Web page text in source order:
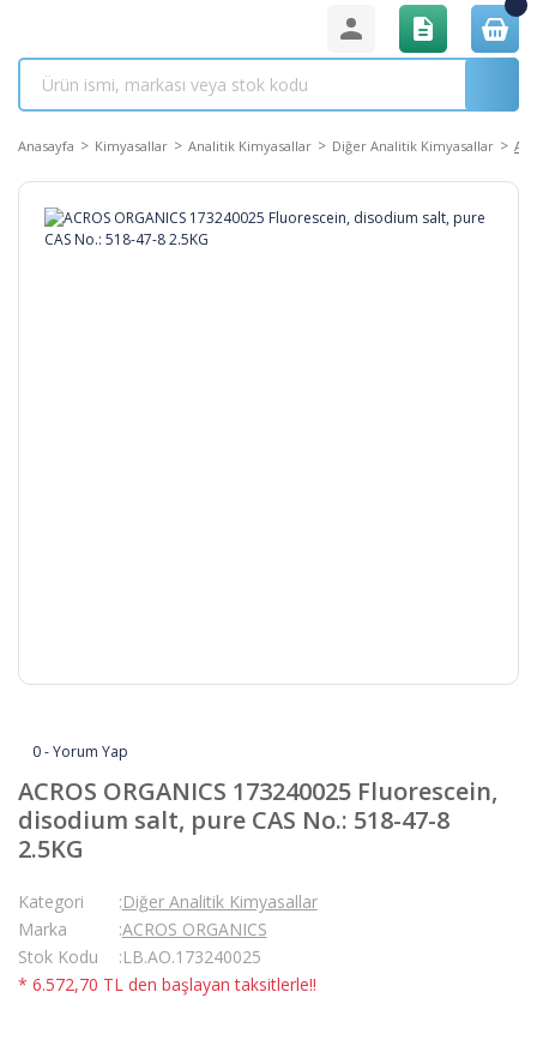
Anasayfa Kimyasallar Analitik Kimyasallar Diğer Analitik Kimyasallar
0 - Yorum Yap
ACROS ORGANICS 173240025 Fluorescein,
disodium salt, pure CAS No.: 518-47-8
2.5KG
Kategori
Diğer Analitik Kimyasallar
Marka
ACROS ORGANICS
Stok Kodu
LB.AO.173240025
* 6.572,70 TL den başlayan taksitlerle!!